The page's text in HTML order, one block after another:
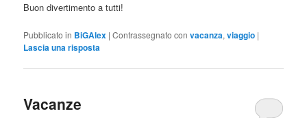
Buon divertimento a tutti!
Pubblicato in BiGAlex |Contrassegnato con vacanza,viaggio |
Lascia una risposta
Vacanze